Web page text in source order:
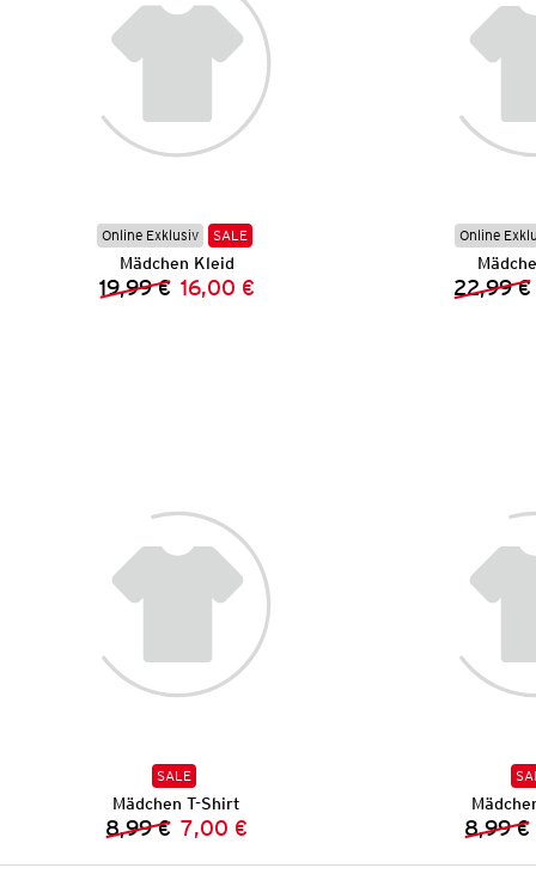
Online Exklusiv SALE
Mädchen Kleid
Vorheriger Preis:
19,99 € Neuer Preis:
16,00 €
Online
22,99 €
SALE
Mädchen T-Shirt
Vorheriger Preis:
8,99 € Neuer Preis:
7,00 € 8,99 €